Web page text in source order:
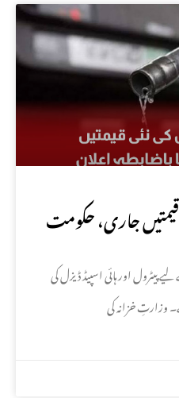
جاری، حکومت
پیٹرول اور ہائی اسپیڈ ڈیزل کی
وزارتِ خزانہ کی